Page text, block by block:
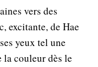
vers des
excitante, de Hae
yeux tel une
couleur dès le